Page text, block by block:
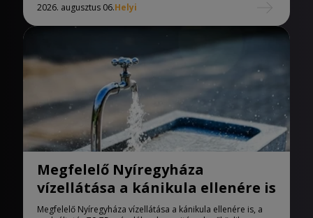
2026. augusztus 06.Helyi
Megfelelő Nyíregyháza
vízellátása a kánikula ellenére is
Megfelelő Nyíregyháza vízellátása a kánikula ellenére is, a